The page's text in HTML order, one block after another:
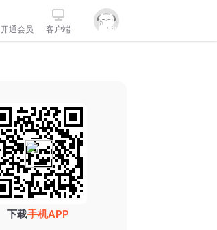
开通会员 客户端
下载手机APP